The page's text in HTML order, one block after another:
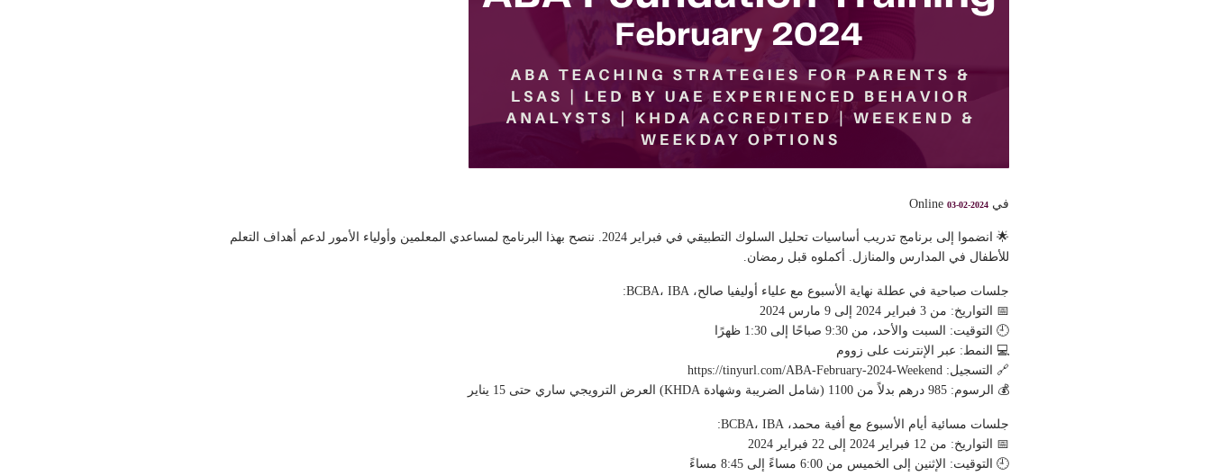
في Online03-02-2024
🌟 انضموا إلى برنامج تدريب أساسيات تحليل السلوك التطبيقي في فبراير 2024. ننصح بهذا البرنامج لمساعدي المعلمين وأولياء الأمور لدعم أهداف التعلم
للأطفال في المدارس والمنازل. أكملوه قبل رمضان.
جلسات صباحية في عطلة نهاية الأسبوع مع علياء أوليفيا صالح، BCBA، IBA:
📅 التواريخ: من 3 فبراير 2024 إلى 9 مارس 2024
🕘 التوقيت: السبت والأحد، من 9:30 صباحًا إلى 1:30 ظهرًا
💻 النمط: عبر الإنترنت على زووم
🔗 التسجيل: https://tinyurl.com/ABA-February-2024-Weekend
💰 الرسوم: 985 درهم بدلاً من 1100 (شامل الضريبة وشهادة KHDA) العرض الترويجي ساري حتى 15 يناير
جلسات مسائية أيام الأسبوع مع أفية محمد، BCBA، IBA:
📅 التواريخ: من 12 فبراير 2024 إلى 22 فبراير 2024
🕘 التوقيت: الإثنين إلى الخميس من 6:00 مساءً إلى 8:45 مساءً